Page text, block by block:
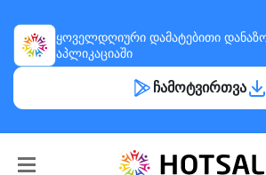
ყოველდღიური დამატებითი
აპლიკაციაში
ჩამოტვირთვა